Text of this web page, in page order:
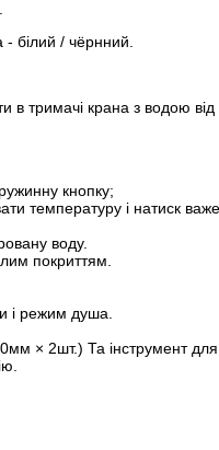
- білий / чёрнний.
тримачі крана з водою від
кнопку;
температуру і натиск
воду.
покриттям.
і режим душа.
× 2шт.) Та інструмент для